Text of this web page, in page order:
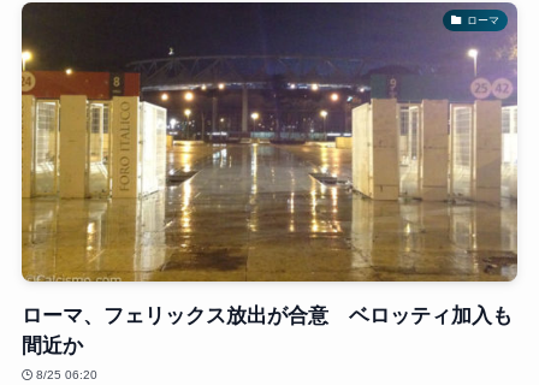
ローマ
ローマ、フェリックス放出が合意 ベロッティ加入も
間近か
8/25 06:20